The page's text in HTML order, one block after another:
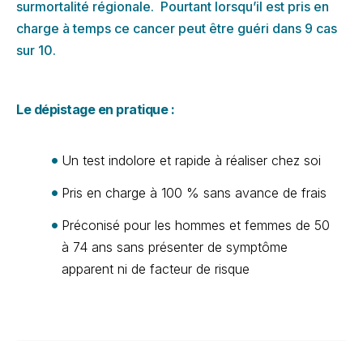
surmortalité régionale. Pourtant lorsqu’il est pris en
charge à temps ce cancer peut être guéri dans 9 cas
sur 10.
Le dépistage en pratique:
Un test indolore et rapide à réaliser chez soi
Pris en charge à 100 % sans avance de frais
Préconisé pour les hommes et femmes de 50
à 74 ans sans présenter de symptôme
apparent ni de facteur de risque